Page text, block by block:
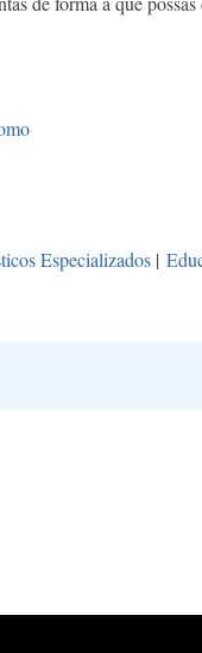
Especializados |